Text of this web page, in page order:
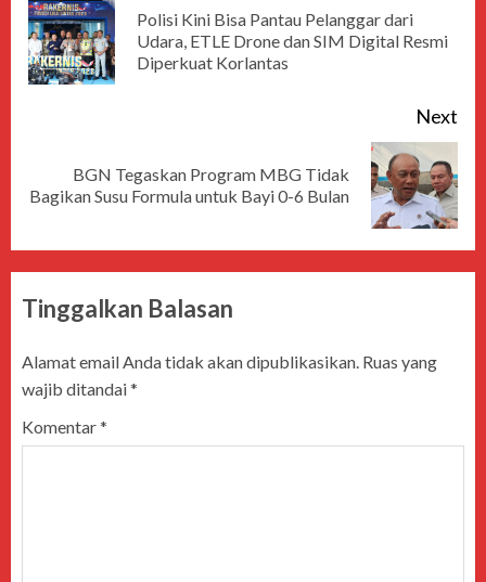
Polisi Kini Bisa Pantau Pelanggar dari
Udara, ETLE Drone dan SIM Digital Resmi
Diperkuat Korlantas
Next
BGN Tegaskan Program MBG Tidak
Bagikan Susu Formula untuk Bayi 0-6 Bulan
Tinggalkan Balasan
Alamat email Anda tidak akan dipublikasikan. Ruas yang
wajib ditandai*
Komentar*